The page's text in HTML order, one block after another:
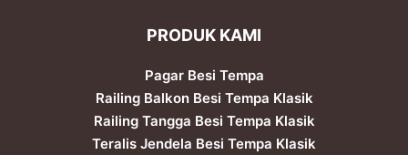
PRODUK KAMI
Pagar Besi Tempa
Railing Balkon Besi Tempa Klasik
Railing Tangga Besi Tempa Klasik
Teralis Jendela Besi Tempa Klasik